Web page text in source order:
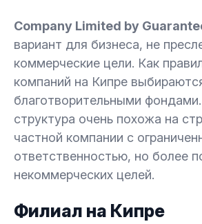
Company Limited by
вариант для бизнеса, не
коммерческие цели. Как
компаний на Кипре
благотворительными
структура очень похожа на
частной компании с
ответственностью, но более
некоммерческих целей.
Филиал на Кипре